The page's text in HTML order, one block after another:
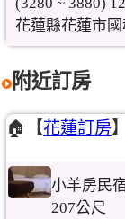
花蓮縣花蓮市
附近訂房
🏠【花蓮訂房】
小羊房民
207公尺